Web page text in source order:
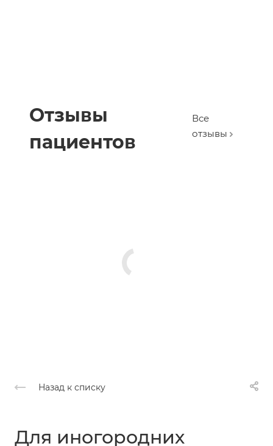
Отзывы
пациентов
Все
отзывы
Назад к списку
Для иногородних